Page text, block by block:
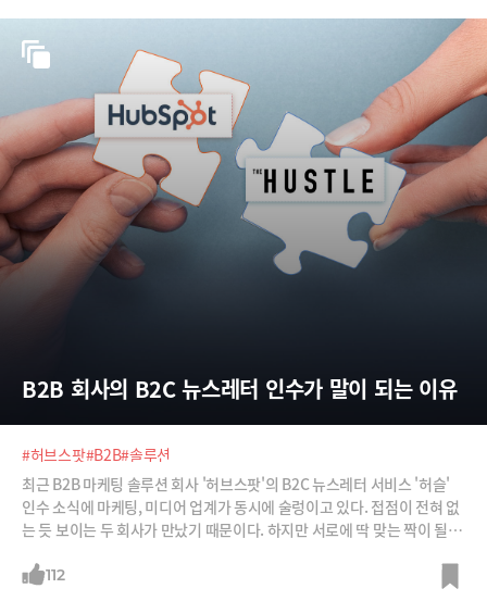
제가 장난이 아니다. 하지만 이곳역시 혁신 비즈니스와 기존 비즈니스의
갈등을 풀 해법이 마땅찮아 진통이 계속되고 있다. ◇ 우버 이전 샌프란시
스코의 택시 현황 샌프란시스코에서 운행되는 택시는 법인택시와 메달리
온(medallion)이라는 개인면허를 발급받은 개인택시를 합쳐 약 1,800대
(2016년 기준). 이중 개인택시가 1,000여대이
B2B 회사의 B2C 뉴스레터 인수가 말이 되는 이유
#허브스팟#B2B#솔루션
최근 B2B 마케팅 솔루션 회사 '허브스팟'의 B2C 뉴스레터 서비스 '허슬'
인수 소식에 마케팅, 미디어 업계가 동시에 술렁이고 있다. 접점이 전혀 없
는 듯 보이는 두 회사가 만났기 때문이다. 하지만 서로에 딱 맞는 짝이 될 것
2C 뉴스레터가 어떤 시너지를 만들지 소개한다.
112